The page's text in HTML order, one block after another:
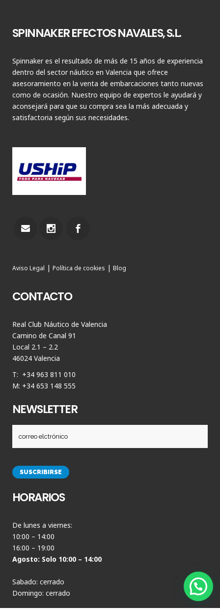
SPINNAKER EFECTOS NAVALES, S.L.
Spinnaker es el resultado de más de 15 años de experiencia
dentro del sector náutico en Valencia que ofrece
asesoramiento en la venta de embarcaciones tanto nuevas
como de ocasión. Nuestro equipo de expertos le ayudará y
aconsejará para que su compra sea la más adecuada y
satisfactoria según sus necesidades.
Aviso Legal | Política de cookies | Blog
CONTACTO
Real Club Náutico de Valencia
Camino de Canal 91
Local 2.1 – 2.2
46024 Valencia
T: +34 963 811 010
M: +34 653 148 555
NEWSLETTER
HORARIOS
De lunes a viernes:
10:00 – 14:00
16:00 – 19:00
Agosto: Solo 10:00 – 14:00
Sabado: cerrado
Domingo: cerrado